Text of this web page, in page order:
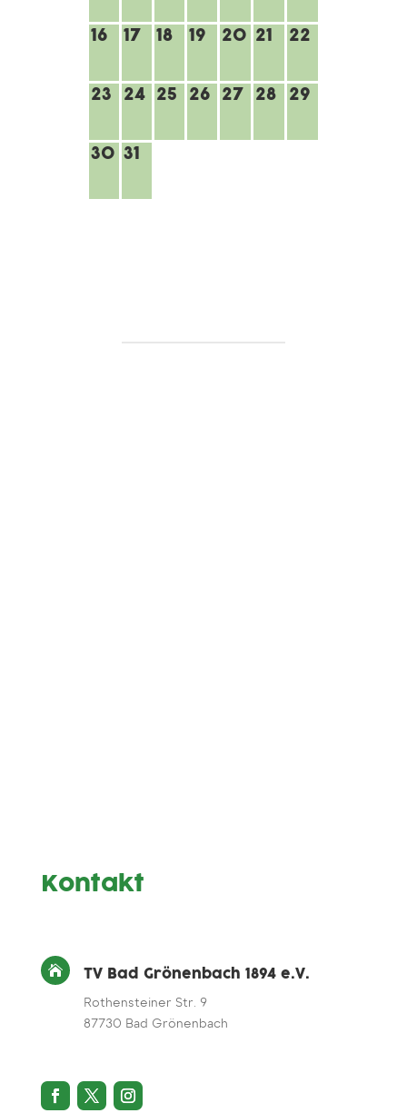
16 17 18 19 20 21 22
23 24 25 26 27 28 29
30 31
Kontakt
 TV Bad Grönenbach 1894 e.V.
Rothensteiner Str. 9
87730 Bad Grönenbach